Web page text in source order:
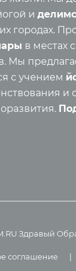
OUM.RU
и
городах.
в местах
Мы
с учением
и
Здравый
соглашение |